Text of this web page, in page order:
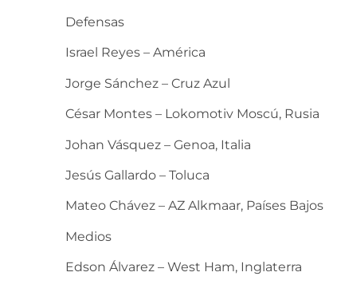
Defensas
Israel Reyes – América
Jorge Sánchez – Cruz Azul
César Montes – Lokomotiv Moscú, Rusia
Johan Vásquez – Genoa, Italia
Jesús Gallardo – Toluca
Mateo Chávez – AZ Alkmaar, Países Bajos
Medios
Edson Álvarez – West Ham, Inglaterra